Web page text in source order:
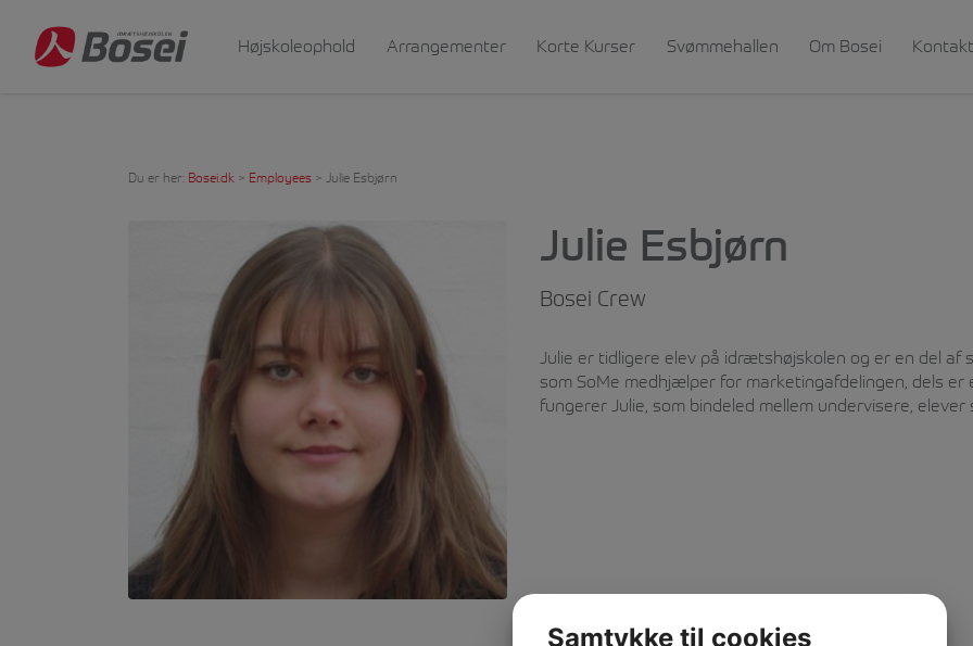
Højskoleophold Arrangementer Korte Kurser Svømmehallen Om Bosei Kontakt
Du er her: Bosei.dk > Employees > Julie Esbjørn
Julie Esbjørn
Bosei Crew
Julie er tidligere elev på idrætshøjskolen og er en del af
som SoMe medhjælper for marketingafdelingen, dels er
fungerer Julie, som bindeled mellem undervisere,
Samtykke til cookies